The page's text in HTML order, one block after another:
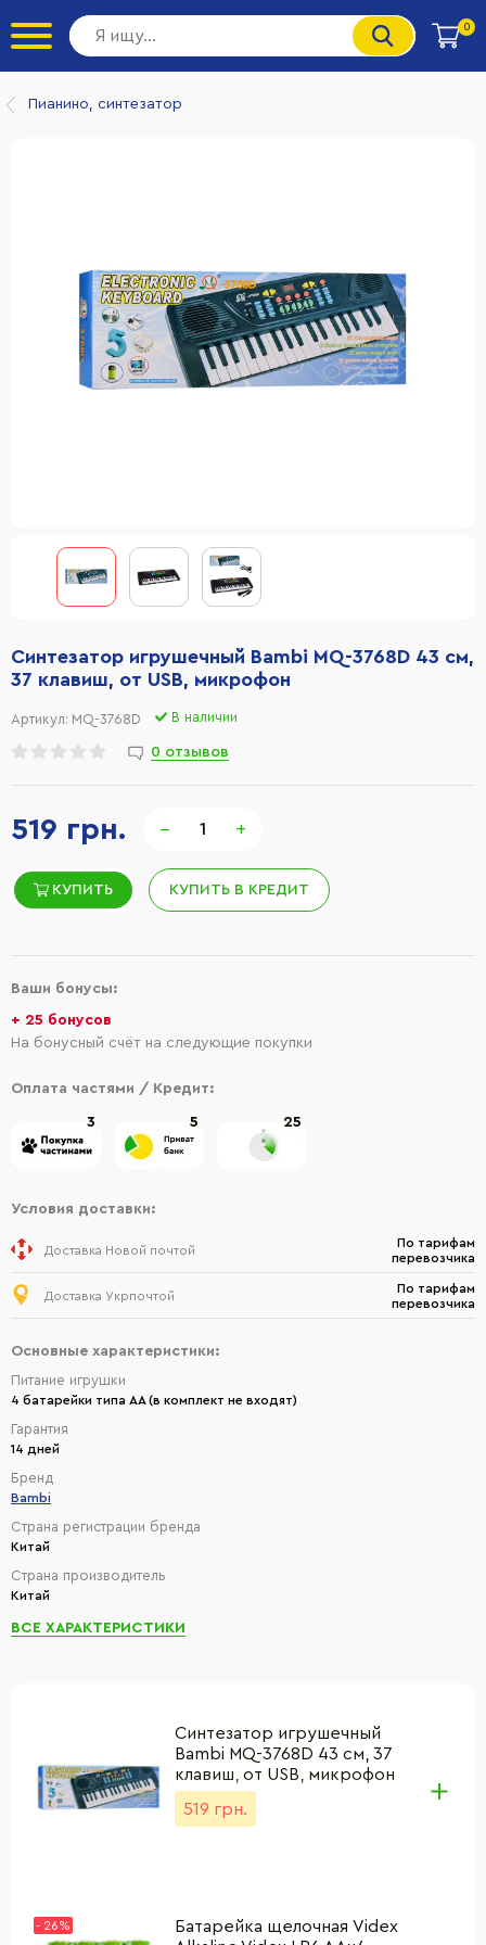
0
Пианино, синтезатор
519 грн. − +
КУПИТЬ КУПИТЬ В КРЕДИТ
Синтезатор игрушечный Bambi MQ-3768D 43 см,
37 клавиш, от USB, микрофон
Артикул: MQ-3768D В наличии
0 отзывов
Ваши бонусы:
+ 25 бонусов
На бонусный счёт на следующие покупки
Оплата частями / Кредит:
3 5 25
Условия доставки:
Доставка Новой почтой
По тарифам
перевозчика
Доставка Укрпочтой
По тарифам
перевозчика
Основные характеристики:
Питание игрушки
4 батарейки типа АА (в комплект не входят)
Гарантия
14 дней
Бренд
Bambi
Страна регистрации бренда
Китай
Страна производитель
Китай
ВСЕ ХАРАКТЕРИСТИКИ
Синтезатор игрушечный
Bambi MQ-3768D 43 см, 37
клавиш, от USB, микрофон
519 грн.
- 26%
Батарейка щелочная Videx